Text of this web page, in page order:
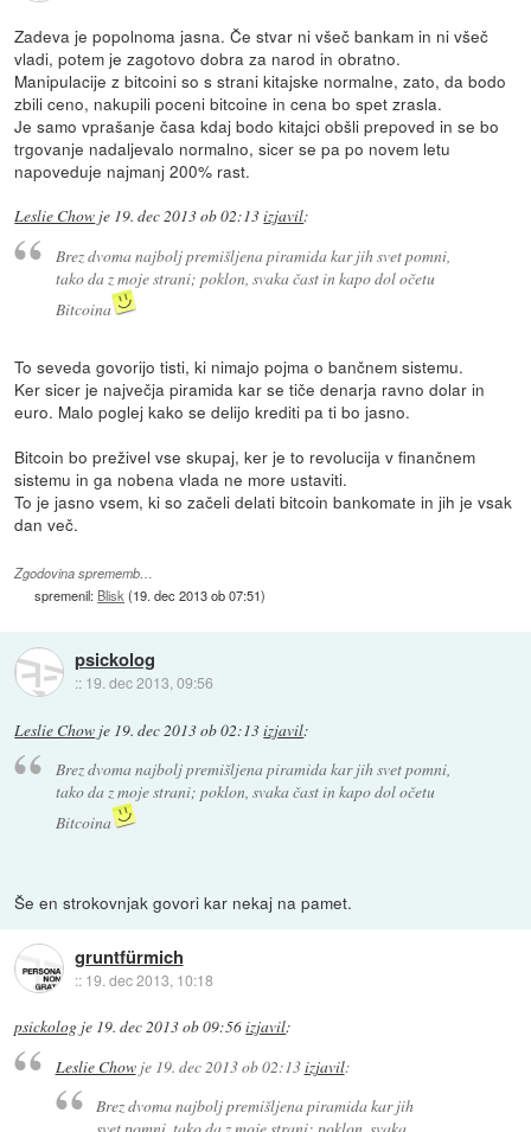
Zadeva je popolnoma jasna. Če stvar ni všeč bankam in ni všeč
vladi, potem je zagotovo dobra za narod in obratno.
Manipulacije z bitcoini so s strani kitajske normalne, zato, da bodo
zbili ceno, nakupili poceni bitcoine in cena bo spet zrasla.
Je samo vprašanje časa kdaj bodo kitajci obšli prepoved in se bo
trgovanje nadaljevalo normalno, sicer se pa po novem letu
napoveduje najmanj 200% rast.
Leslie Chow je 19. dec 2013 ob 02:13izjavil:
Brez dvoma najbolj premišljena piramida kar jih svet pomni,
tako da z moje strani; poklon, svaka čast in kapo dol očetu
Bitcoina
To seveda govorijo tisti, ki nimajo pojma o bančnem sistemu.
Ker sicer je največja piramida kar se tiče denarja ravno dolar in
euro. Malo poglej kako se delijo krediti pa ti bo jasno.
Bitcoin bo preživel vse skupaj, ker je to revolucija v finančnem
sistemu in ga nobena vlada ne more ustaviti.
To je jasno vsem, ki so začeli delati bitcoin bankomate in jih je vsak
dan več.
Zgodovina sprememb…
spremenil: Blisk (19. dec 2013 ob 07:51)
psickolog
:: 19. dec 2013, 09:56
Leslie Chow je 19. dec 2013 ob 02:13izjavil:
Brez dvoma najbolj premišljena piramida kar jih svet pomni,
tako da z moje strani; poklon, svaka čast in kapo dol očetu
Bitcoina
Še en strokovnjak govori kar nekaj na pamet.
gruntfürmich
:: 19. dec 2013, 10:18
psickolog je 19. dec 2013 ob 09:56izjavil:
Leslie Chowje 19. dec 2013 ob 02:13izjavil:
Brez dvoma najbolj premišljena piramida kar jih